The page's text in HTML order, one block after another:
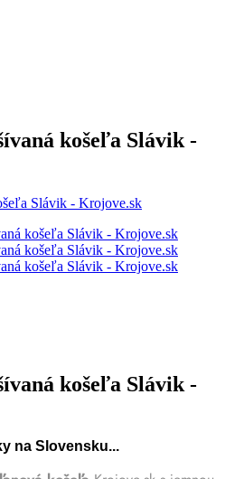
košeľa Slávik -
košeľa Slávik -
na Slovensku...